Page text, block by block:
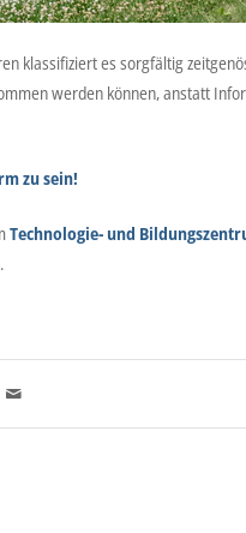
klassifiziert es sorgfältig
werden können, anstatt
zu sein!
Technologie- und